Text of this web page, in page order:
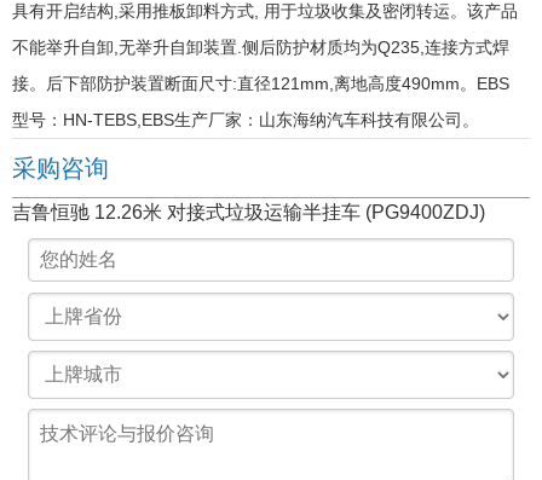
具有开启结构,采用推板卸料方式, 用于垃圾收集及密闭转运。该产品
不能举升自卸,无举升自卸装置.侧后防护材质均为Q235,连接方式焊
接。后下部防护装置断面尺寸:直径121mm,离地高度490mm。EBS
型号：HN-TEBS,EBS生产厂家：山东海纳汽车科技有限公司。
采购咨询
吉鲁恒驰 12.26米 对接式垃圾运输半挂车 (PG9400ZDJ)